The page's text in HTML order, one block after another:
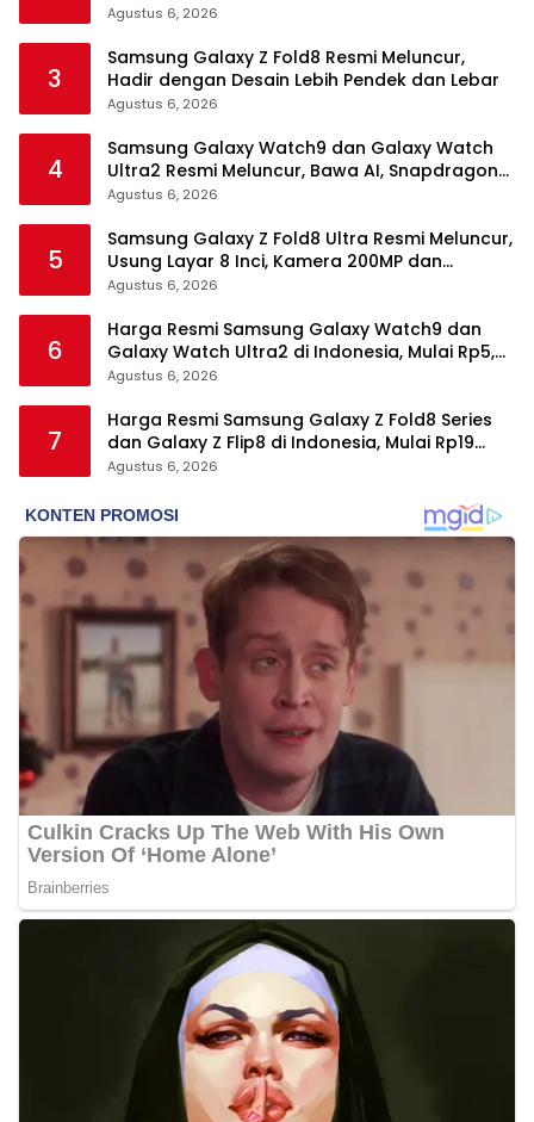
Agustus 6, 2026
3
Samsung Galaxy Z Fold8 Resmi Meluncur,
Hadir dengan Desain Lebih Pendek dan Lebar
Agustus 6, 2026
4
Samsung Galaxy Watch9 dan Galaxy Watch
Ultra2 Resmi Meluncur, Bawa AI, Snapdragon
Wear Elite, dan Fitur Kesehatan Baru
Agustus 6, 2026
5
Samsung Galaxy Z Fold8 Ultra Resmi Meluncur,
Usung Layar 8 Inci, Kamera 200MP dan
Snapdragon 8 Elite Gen 5
Agustus 6, 2026
6
Harga Resmi Samsung Galaxy Watch9 dan
Galaxy Watch Ultra2 di Indonesia, Mulai Rp5,9
Jutaan
Agustus 6, 2026
7
Harga Resmi Samsung Galaxy Z Fold8 Series
dan Galaxy Z Flip8 di Indonesia, Mulai Rp19
Jutaan
Agustus 6, 2026